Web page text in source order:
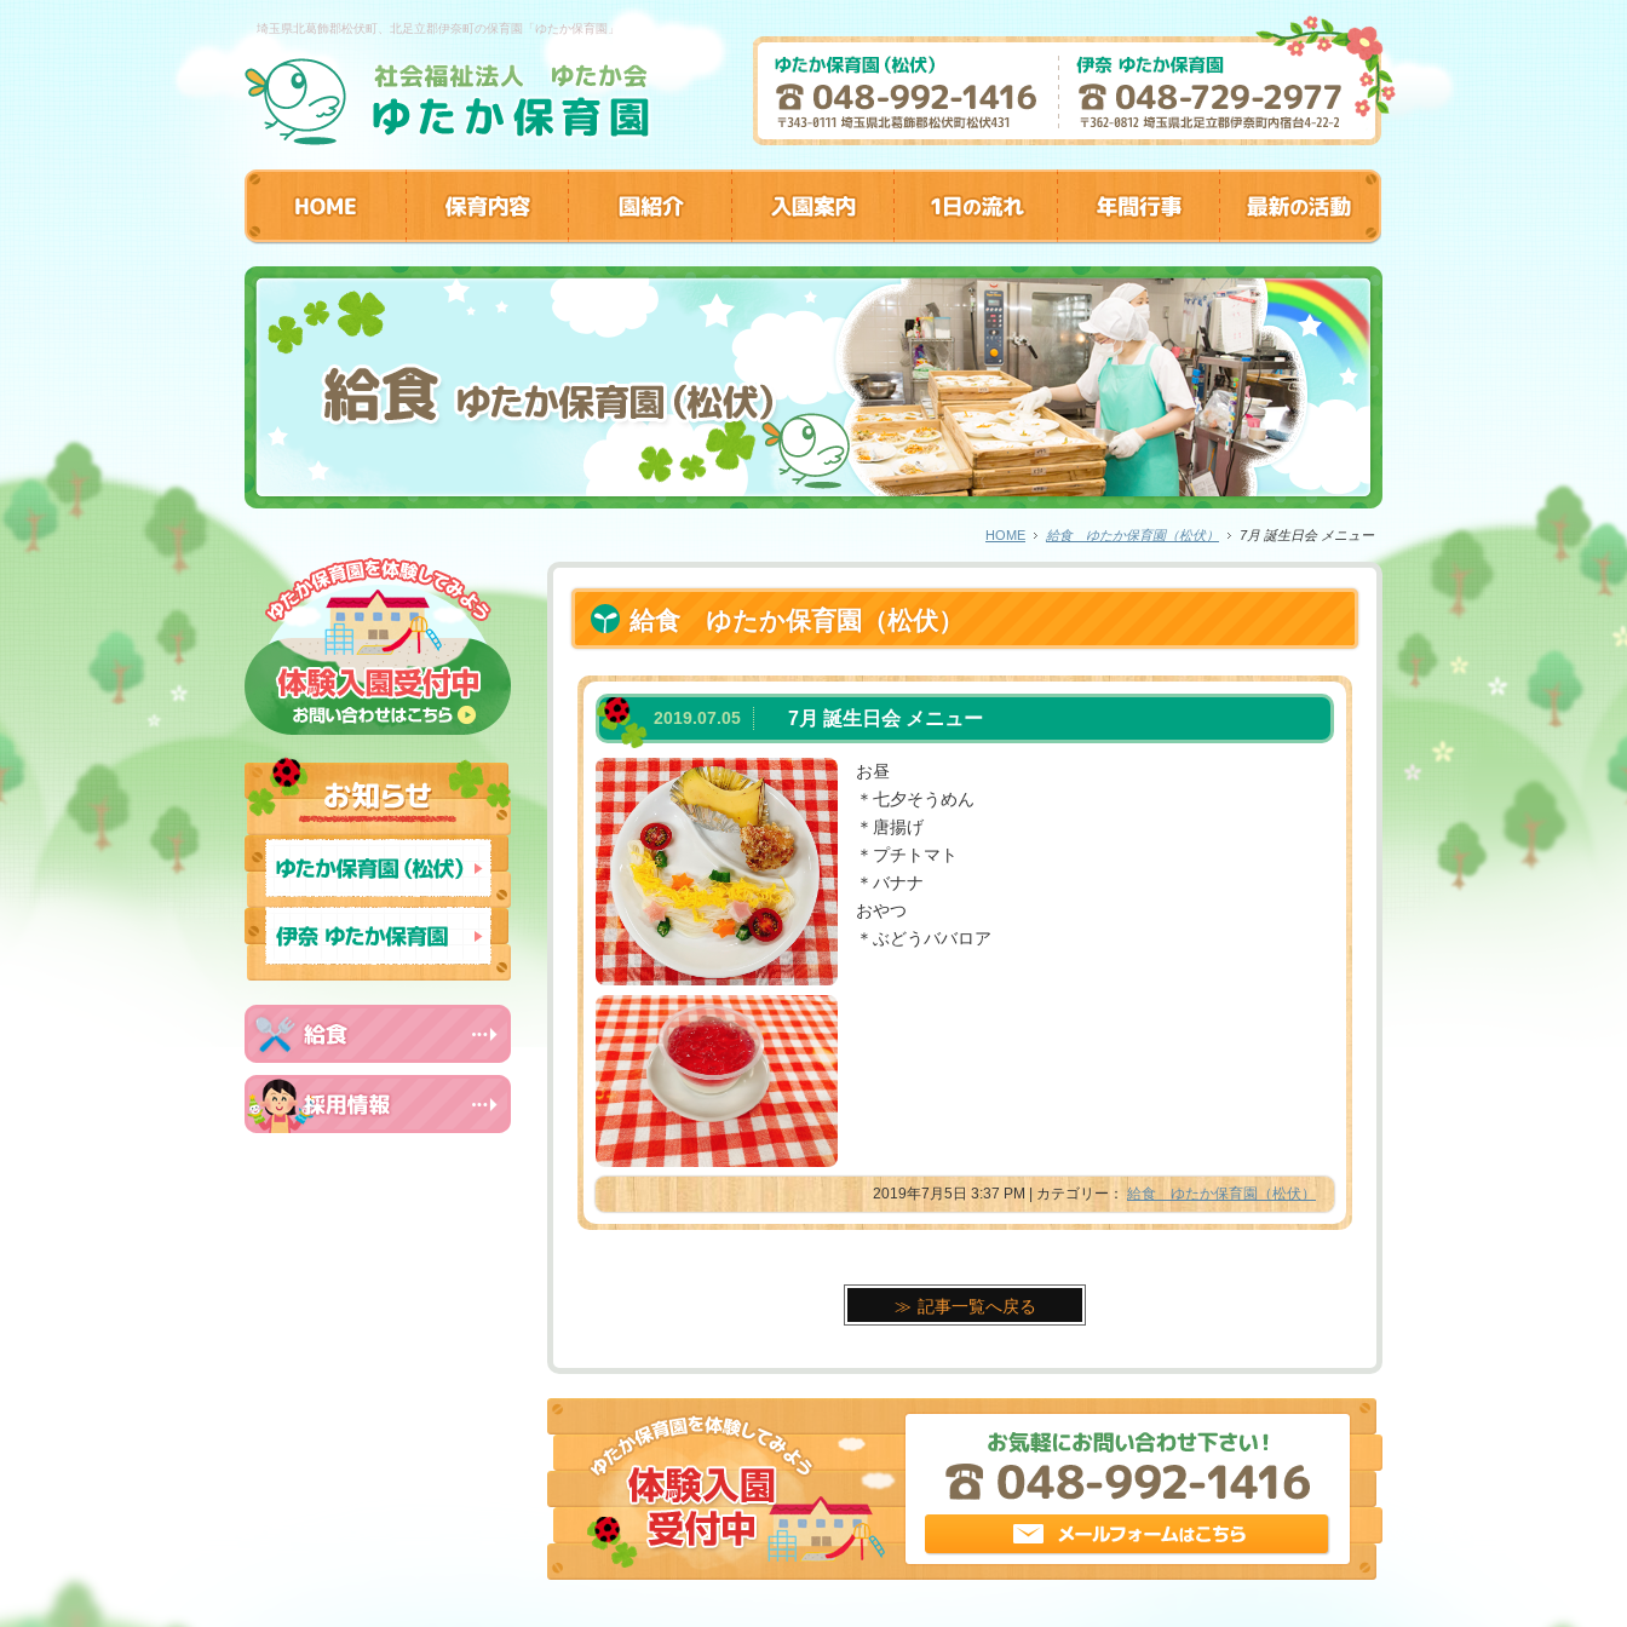
埼玉県北葛飾郡松伏町、北足立郡伊奈町の保育園「ゆたか保育園」
HOME 給食 ゆたか保育園（松伏） 7月 誕生日会 メニュー
給食 ゆたか保育園（松伏）
7月 誕生日会 メニュー
2019.07.05
お昼
＊七夕そうめん
＊唐揚げ
＊プチトマト
＊バナナ
おやつ
＊ぶどうババロア
2019年7月5日 3:37 PM | カテゴリー： 給食 ゆたか保育園（松伏）
記事一覧へ戻る